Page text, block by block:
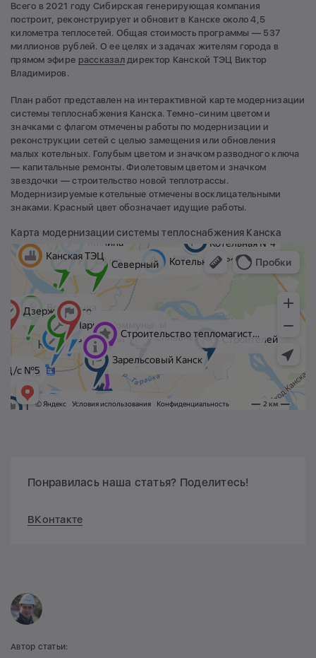
Всего в 2021 году Сибирская генерирующая компания
построит, реконструирует и обновит в Канске около 4,5
километра теплосетей. Общая стоимость программы — 537
миллионов рублей. О ее целях и задачах жителям города в
прямом эфире рассказалдиректор Канской ТЭЦ Виктор
Владимиров.
План работ представлен на интерактивной карте модернизации
системы теплоснабжения Канска. Темно-синим цветом и
значками с флагом отмечены работы по модернизации и
реконструкции сетей с целью замещения или обновления
малых котельных. Голубым цветом и значком разводного ключа
— капитальные ремонты. Фиолетовым цветом и значком
звездочки — строительство новой теплотрассы.
Модернизируемые котельные отмечены восклицательными
знаками. Красный цвет обозначает идущие работы.
Карта модернизации системы теплоснабжения Канска
Понравилась наша статья? Поделитесь!
ВКонтакте
Автор статьи: